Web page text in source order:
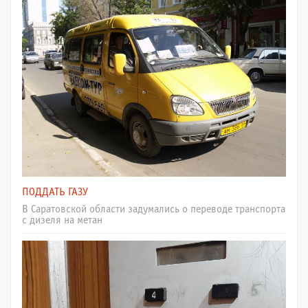
ПОДДАТЬ ГАЗУ
В Саратовской области задумались о переводе транспорта
с дизеля на метан